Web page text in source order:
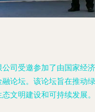
司受邀参加了由国家经济
论坛。该论坛旨在推动绿
文明建设和可持续发展。